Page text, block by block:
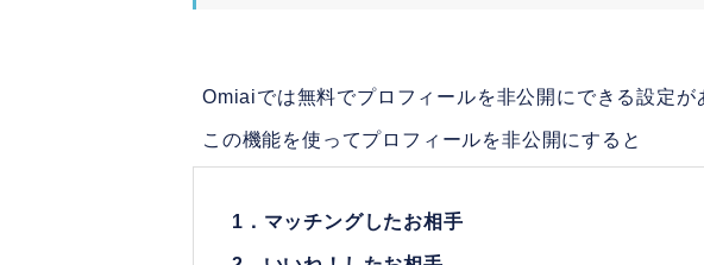
Omiaiでは無料でプロフィールを非公開にできる設定が
この機能を使ってプロフィールを非公開にすると
1．マッチングしたお相手